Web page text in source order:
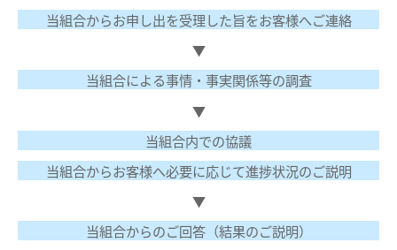
当組合からお申し出を受理した旨をお客様へご連絡
▼
当組合による事情・事実関係等の調査
▼
当組合内での協議
当組合からお客様へ必要に応じて進捗状況のご説明
▼
当組合からのご回答（結果のご説明）